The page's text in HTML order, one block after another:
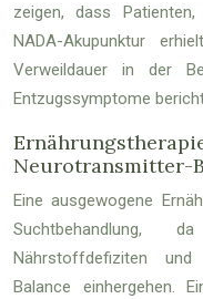
zeigen, dass
NADA-Akupunktur
Verweildauer in der
Entzugssymptome
Neurotransmitter-
Eine ausgewogene
Suchtbehandlung,
Nährstoffdefiziten
Balance einhergehen.